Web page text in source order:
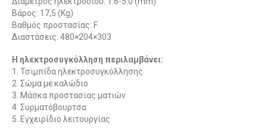
Βάρος: 17,5 (Kg)
Βαθμός προστασίας: F
Διαστάσεις: 480×204×303
Η ηλεκτροσυγκόλληση περιλαμβάνει:
1. Τσιμπίδα ηλεκτροσυγκόλλησης
2. Σώμα με καλώδιο
3. Μάσκα προστασίας ματιών
4. Συρματόβουρτσα
5. Εγχειρίδιο λειτουργίας